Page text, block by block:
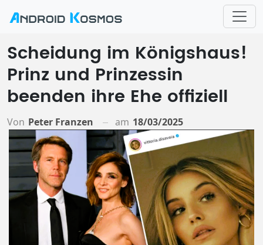
Scheidung im Königshaus!
Prinz und Prinzessin
beenden ihre Ehe offiziell
Von Peter Franzen am 18/03/2025